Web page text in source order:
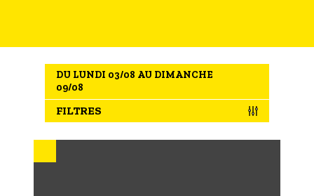
L'AGENDA
LES GUIDES TOURISTIQUES
LES OFFRES MYPROVENCE
DU LUNDI 03/08 AU DIMANCHE
09/08
FILTRES